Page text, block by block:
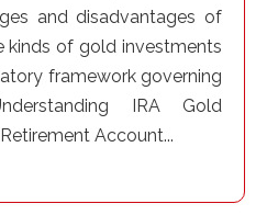
and disadvantages of
kinds of gold investments
framework governing
IRA Gold
Account...